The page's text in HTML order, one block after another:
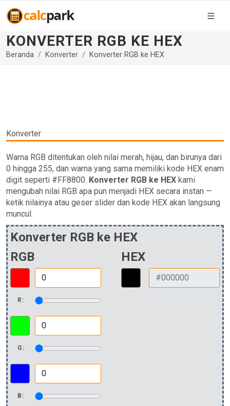
KONVERTER RGB KE HEX
Beranda Konverter Konverter RGB ke HEX
Konverter
Warna RGB ditentukan oleh nilai merah, hijau, dan birunya dari
0 hingga 255, dan warna yang sama memiliki kode HEX enam
digit seperti #FF8800. Konverter RGB ke HEX kami
mengubah nilai RGB apa pun menjadi HEX secara instan —
ketik nilainya atau geser slider dan kode HEX akan langsung
muncul.
Konverter RGB ke HEX
RGB
R:
G:
B:
HEX